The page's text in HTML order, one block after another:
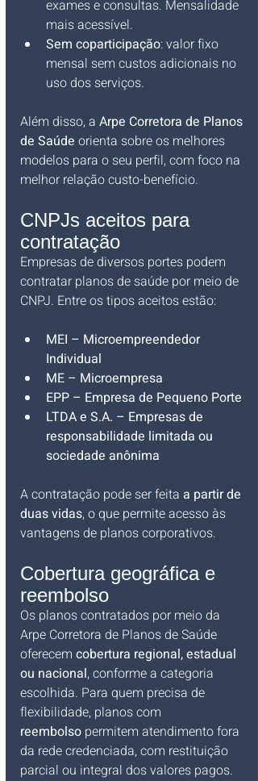
exames e consultas. Mensalidade
mais acessível.
Sem coparticipação: valor fixo
mensal sem custos adicionais no
uso dos serviços.
Além disso, a Arpe Corretora de Planos
de Saúde orienta sobre os melhores
modelos para o seu perfil, com foco na
melhor relação custo-benefício.
CNPJs aceitos para
contratação
Empresas de diversos portes podem
contratar planos de saúde por meio de
CNPJ. Entre os tipos aceitos estão:
MEI – Microempreendedor
Individual
ME – Microempresa
EPP – Empresa de Pequeno Porte
LTDA e S.A. – Empresas de
responsabilidade limitada ou
sociedade anônima
A contratação pode ser feita a partir de
duas vidas, o que permite acesso às
vantagens de planos corporativos.
Cobertura geográfica e
reembolso
Os planos contratados por meio da
Arpe Corretora de Planos de Saúde
oferecem cobertura regional, estadual
ou nacional, conforme a categoria
escolhida. Para quem precisa de
flexibilidade, planos com
reembolso permitem atendimento fora
da rede credenciada, com restituição
parcial ou integral dos valores pagos.